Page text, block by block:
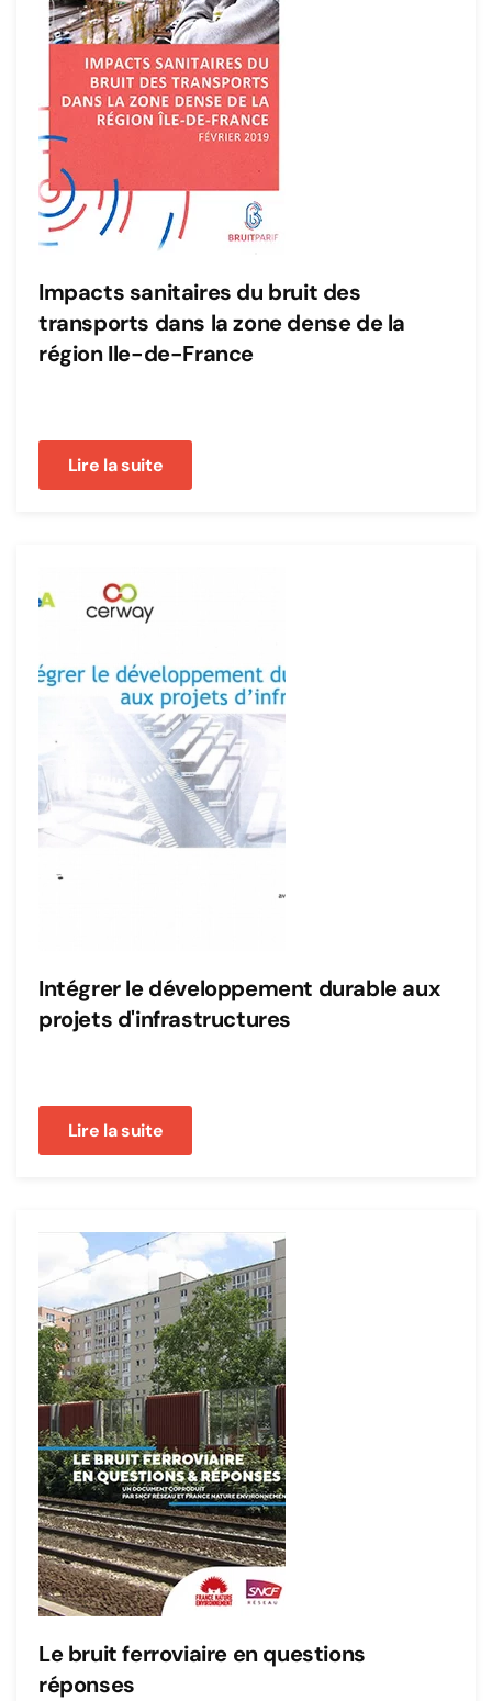
Impacts sanitaires du bruit des
transports dans la zone dense de la
région Ile-de-France
Lire la suite
Intégrer le développement durable aux
projets d'infrastructures
Lire la suite
Le bruit ferroviaire en questions
réponses